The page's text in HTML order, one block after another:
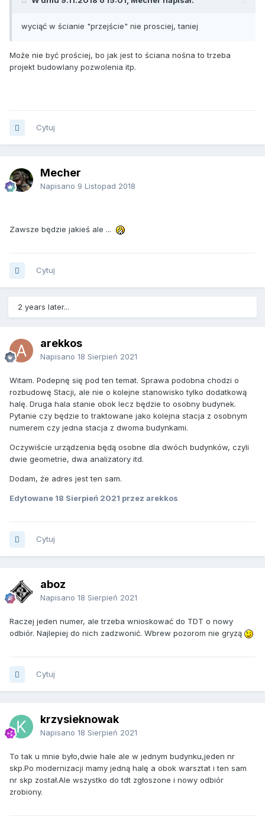
wyciąć w ścianie "przejście" nie prosciej, taniej
Może nie być prościej, bo jak jest to ściana nośna to trzeba
projekt budowlany pozwolenia itp.
Cytuj
Mecher
Napisano 9 Listopad 2018
Zawsze będzie jakieś ale ...
Cytuj
2 years later...
arekkos
Napisano 18 Sierpień 2021
Witam. Podepnę się pod ten temat. Sprawa podobna chodzi o
rozbudowę Stacji, ale nie o kolejne stanowisko tylko dodatkową
halę. Druga hala stanie obok lecz będzie to osobny budynek.
Pytanie czy będzie to traktowane jako kolejna stacja z osobnym
numerem czy jedna stacja z dwoma budynkami.
Oczywiście urządzenia będą osobne dla dwóch budynków, czyli
dwie geometrie, dwa analizatory itd.
Dodam, że adres jest ten sam.
Edytowane 18 Sierpień 2021 przez arekkos
Cytuj
aboz
Napisano 18 Sierpień 2021
Raczej jeden numer, ale trzeba wnioskować do TDT o nowy
odbiór. Najlepiej do nich zadzwonić. Wbrew pozorom nie gryzą
Cytuj
krzysieknowak
Napisano 18 Sierpień 2021
To tak u mnie było,dwie hale ale w jednym budynku,jeden nr
skp.Po modernizacji mamy jedną halę a obok warsztat i ten sam
nr skp został.Ale wszystko do tdt zgłoszone i nowy odbiór
zrobiony.